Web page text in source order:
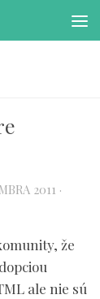
2011 ·
že
ale nie sú